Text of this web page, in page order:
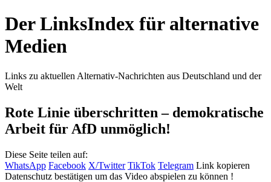
Der LinksIndex für alternative
Medien
Links zu aktuellen Alternativ-Nachrichten aus Deutschland und der
Welt
Rote Linie überschritten – demokratische
Arbeit für AfD unmöglich!
Diese Seite teilen auf:
WhatsApp Facebook X/Twitter TikTok Telegram Link kopieren
Datenschutz bestätigen um das Video abspielen zu können !